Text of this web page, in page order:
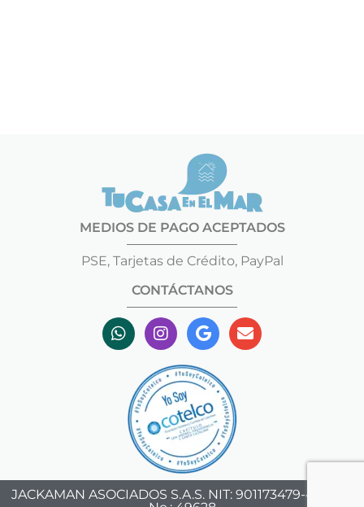
MEDIOS DE PAGO ACEPTADOS
PSE, Tarjetas de Crédito, PayPal
CONTÁCTANOS
JACKAMAN ASOCIADOS S.A.S. NIT: 901173479-4 - RNT